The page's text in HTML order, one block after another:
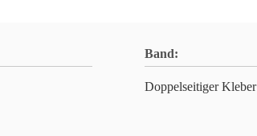
Band:
Doppelseitiger Kleber